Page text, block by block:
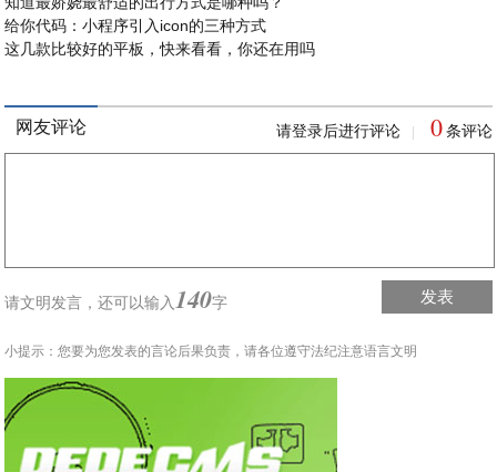
给你代码：小程序引入icon的三种方式
这几款比较好的平板，快来看看，你还在用吗
网友评论 请登录后进行评论 0 条评论
请文明发言，还可以输入 140字 发表
小提示：您要为您发表的言论后果负责，请各位遵守法纪注意语言文明